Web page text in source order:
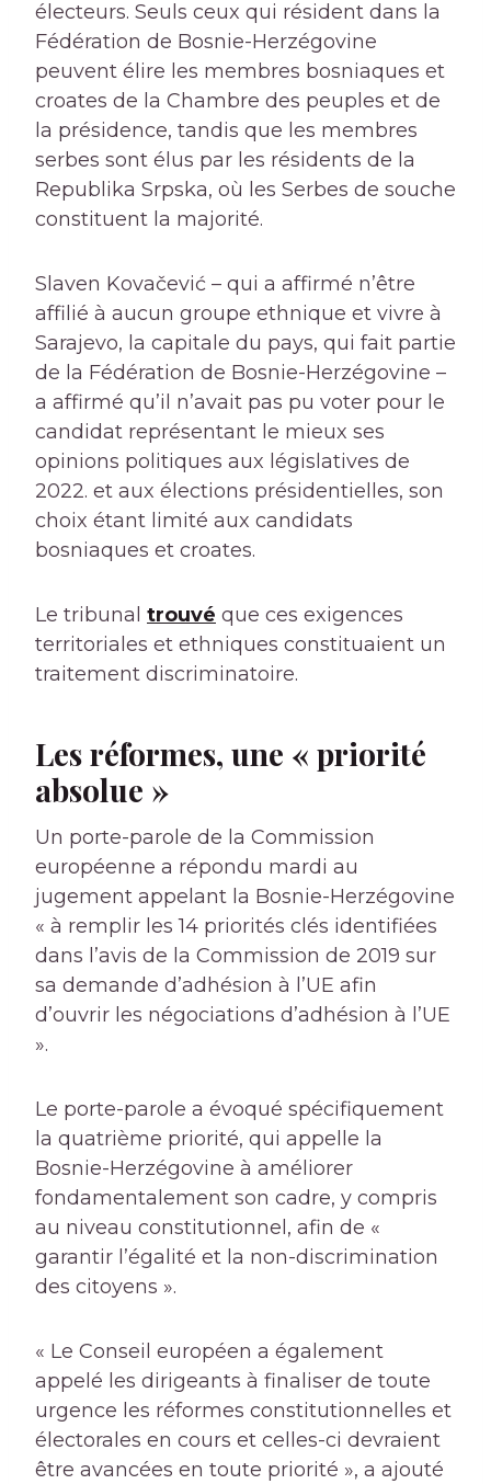
électeurs. Seuls ceux qui résident dans la
Fédération de Bosnie-Herzégovine
peuvent élire les membres bosniaques et
croates de la Chambre des peuples et de
la présidence, tandis que les membres
serbes sont élus par les résidents de la
Republika Srpska, où les Serbes de souche
constituent la majorité.
Slaven Kovačević – qui a affirmé n’être
affilié à aucun groupe ethnique et vivre à
Sarajevo, la capitale du pays, qui fait partie
de la Fédération de Bosnie-Herzégovine –
a affirmé qu’il n’avait pas pu voter pour le
candidat représentant le mieux ses
opinions politiques aux législatives de
2022. et aux élections présidentielles, son
choix étant limité aux candidats
bosniaques et croates.
Le tribunal trouvé que ces exigences
territoriales et ethniques constituaient un
traitement discriminatoire.
Les réformes, une « priorité
absolue »
Un porte-parole de la Commission
européenne a répondu mardi au
jugement appelant la Bosnie-Herzégovine
« à remplir les 14 priorités clés identifiées
dans l’avis de la Commission de 2019 sur
sa demande d’adhésion à l’UE afin
d’ouvrir les négociations d’adhésion à l’UE
».
Le porte-parole a évoqué spécifiquement
la quatrième priorité, qui appelle la
Bosnie-Herzégovine à améliorer
fondamentalement son cadre, y compris
au niveau constitutionnel, afin de «
garantir l’égalité et la non-discrimination
des citoyens ».
« Le Conseil européen a également
appelé les dirigeants à finaliser de toute
urgence les réformes constitutionnelles et
électorales en cours et celles-ci devraient
être avancées en toute priorité », a ajouté